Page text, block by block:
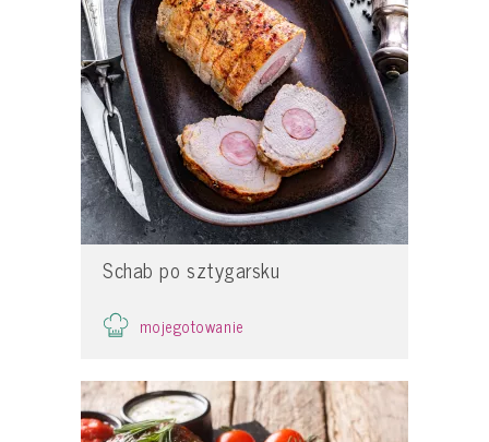
Schab po sztygarsku
mojegotowanie